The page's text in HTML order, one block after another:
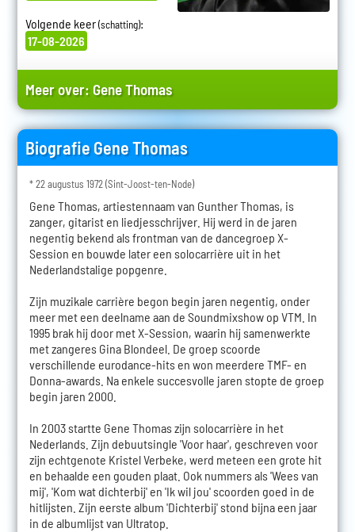
Volgende keer(schatting):
17-08-2026
Meer over: Gene Thomas
Biografie Gene Thomas
* 22 augustus 1972 (Sint-Joost-ten-Node)
Gene Thomas, artiestennaam van Gunther Thomas, is
zanger, gitarist en liedjesschrijver. Hij werd in de jaren
negentig bekend als frontman van de dancegroep X-
Session en bouwde later een solocarrière uit in het
Nederlandstalige popgenre.
Zijn muzikale carrière begon begin jaren negentig, onder
meer met een deelname aan de Soundmixshow op VTM. In
1995 brak hij door met X-Session, waarin hij samenwerkte
met zangeres Gina Blondeel. De groep scoorde
verschillende eurodance-hits en won meerdere TMF- en
Donna-awards. Na enkele succesvolle jaren stopte de groep
begin jaren 2000.
In 2003 startte Gene Thomas zijn solocarrière in het
Nederlands. Zijn debuutsingle 'Voor haar', geschreven voor
zijn echtgenote Kristel Verbeke, werd meteen een grote hit
en behaalde een gouden plaat. Ook nummers als 'Wees van
mij', 'Kom wat dichterbij' en 'Ik wil jou' scoorden goed in de
hitlijsten. Zijn eerste album 'Dichterbij' stond bijna een jaar
in de albumlijst van Ultratop.